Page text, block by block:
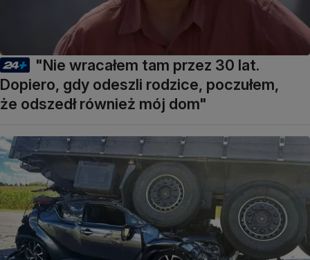
"Nie wracałem tam przez 30 lat.
Dopiero, gdy odeszli rodzice, poczułem,
że odszedł również mój dom"